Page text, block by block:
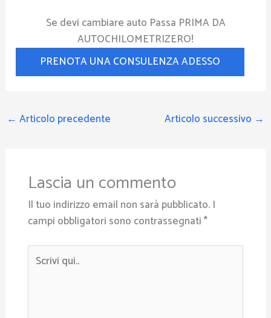
Se devi cambiare auto Passa PRIMA DA
AUTOCHILOMETRIZERO!
PRENOTA UNA CONSULENZA ADESSO
← Articolo precedente Articolo successivo →
Lascia un commento
Il tuo indirizzo email non sarà pubblicato. I
campi obbligatori sono contrassegnati*
qui..